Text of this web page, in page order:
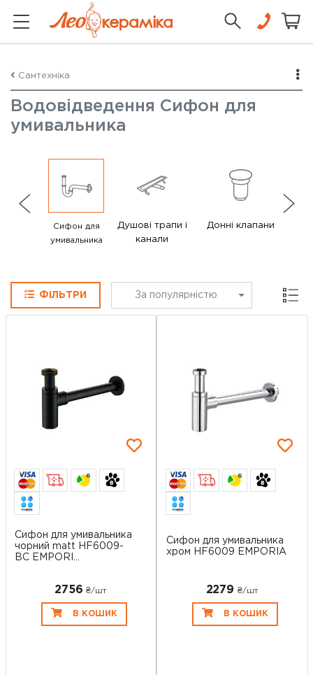
Сантехніка
Водовідведення Сифон для
умивальника
Сифон для
умивальника
Душові трапи і
канали
Донні клапани
ФІЛЬТРИ За популярністю Сітка
6
Cифон для умивальника
чорний matt HF6009-
BC EMPORI...
2756 ₴/шт
В КОШИК
6
Cифон для умивальника
хром HF6009 EMPORIA
2279 ₴/шт
В КОШИК